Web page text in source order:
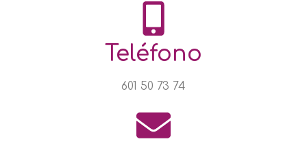
Teléfono
601 50 73 74